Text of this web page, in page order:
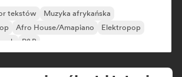
tekstów
Muzyka afrykańska
Afro House/Amapiano
Elektropop
R&B